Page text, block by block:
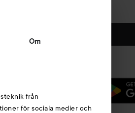
Om
från
för sociala medier och
oss